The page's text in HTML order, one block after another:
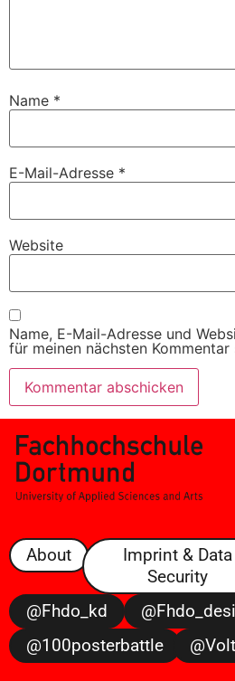
Name *
E-Mail-Adresse *
Website
Name, E-Mail-Adresse und
für meinen nächsten Kommentar
About
Imprint & Data
Security
@fhdo_kd
@100posterbattle